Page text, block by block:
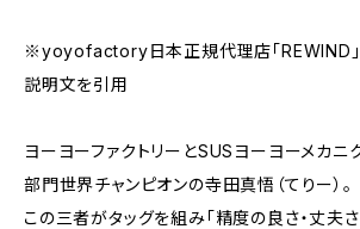
※yoyofactory日本正規代理店「REWIND」
説明文を引用
ヨーヨーファクトリーとSUSヨーヨーメカニ
部門世界チャンピオンの寺田真悟（てりー）。
この三者がタッグを組み「精度の良さ・丈夫